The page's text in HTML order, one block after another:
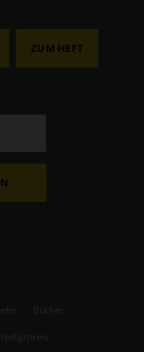
ZUM HEFT
Hefte Bücher
Predigtpreis